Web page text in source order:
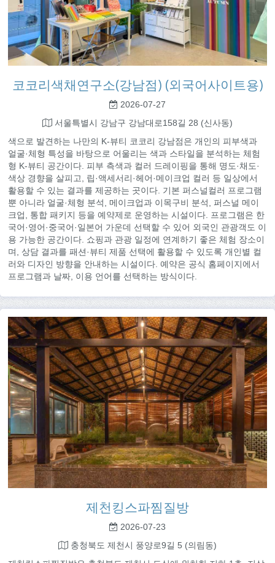
코코리색채연구소(강남점) (외국어사이트용)
2026-07-27
서울특별시 강남구 강남대로158길 28 (신사동)
색으로 발견하는 나만의 K-뷰티 코코리 강남점은 개인의 피부색과
얼굴·체형 특성을 바탕으로 어울리는 색과 스타일을 분석하는 체험
형 K-뷰티 공간이다. 피부 측색과 컬러 드레이핑을 통해 명도·채도·
색상 경향을 살피고, 립·액세서리·헤어·메이크업 컬러 등 일상에서
활용할 수 있는 결과를 제공하는 곳이다. 기본 퍼스널컬러 프로그램
뿐 아니라 얼굴·체형 분석, 메이크업과 이목구비 분석, 퍼스널 메이
크업, 통합 패키지 등을 예약제로 운영하는 시설이다. 프로그램은 한
국어·영어·중국어·일본어 가운데 선택할 수 있어 외국인 관광객도 이
용 가능한 공간이다. 쇼핑과 관광 일정에 연계하기 좋은 체험 장소이
며, 상담 결과를 패션·뷰티 제품 선택에 활용할 수 있도록 개인별 컬
러와 디자인 방향을 안내하는 시설이다. 예약은 공식 홈페이지에서
프로그램과 날짜, 이용 언어를 선택하는 방식이다.
제천킹스파찜질방
2026-07-23
충청북도 제천시 풍양로9길 5 (의림동)